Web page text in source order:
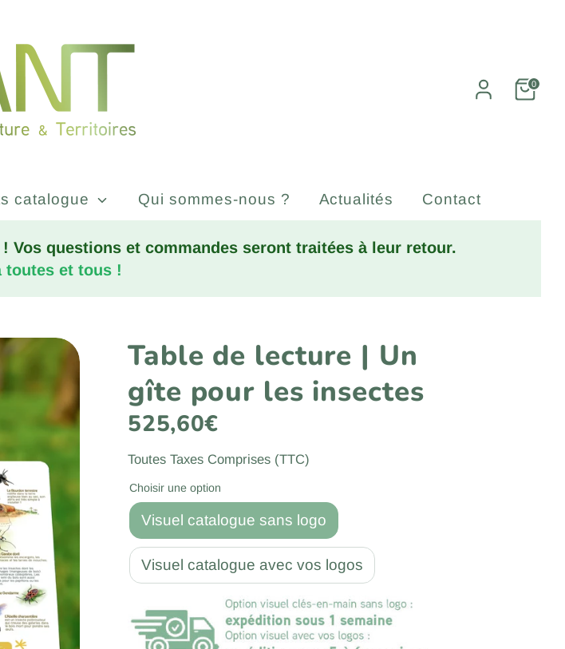
0
catalogue Qui sommes-nous ? Actualités Contact
Vos questions et commandes seront traitées à leur retour.
toutes et tous !
Table de lecture | Un
gîte pour les insectes
525,60€
Toutes Taxes Comprises (TTC)
Choisir une option
Visuel catalogue sans logo
Visuel catalogue avec vos logos